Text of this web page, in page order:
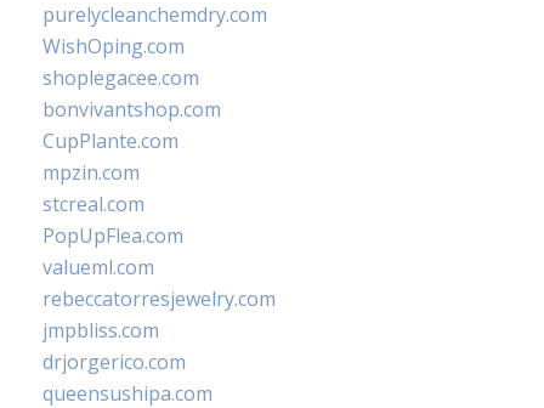
purelycleanchemdry.com
WishOping.com
shoplegacee.com
bonvivantshop.com
CupPlante.com
mpzin.com
stcreal.com
PopUpFlea.com
valueml.com
rebeccatorresjewelry.com
jmpbliss.com
drjorgerico.com
queensushipa.com